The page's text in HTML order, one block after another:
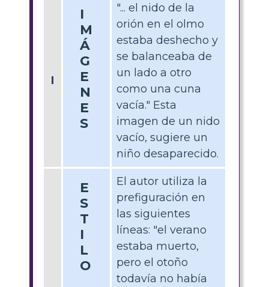
I
I
M
Á
G
E
N
E
S
"... el nido de la
orión en el olmo
estaba deshecho y
se balanceaba de
un lado a otro
como una cuna
vacía." Esta
imagen de un nido
vacío, sugiere un
niño desaparecido.
E
S
T
I
L
O
El autor utiliza la
prefiguración en
las siguientes
líneas: "el verano
estaba muerto,
pero el otoño
todavía no había